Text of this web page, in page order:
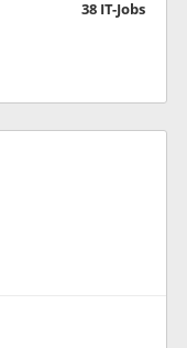
38 IT-Jobs